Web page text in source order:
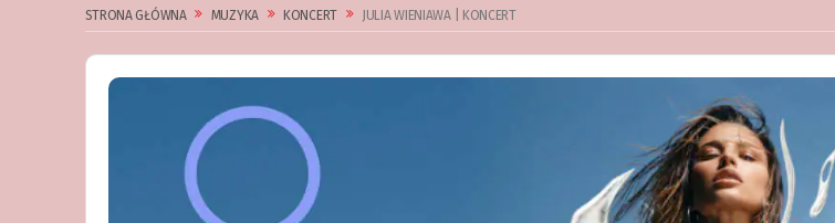
STRONA GŁÓWNA MUZYKA KONCERT JULIA WIENIAWA | KONCERT